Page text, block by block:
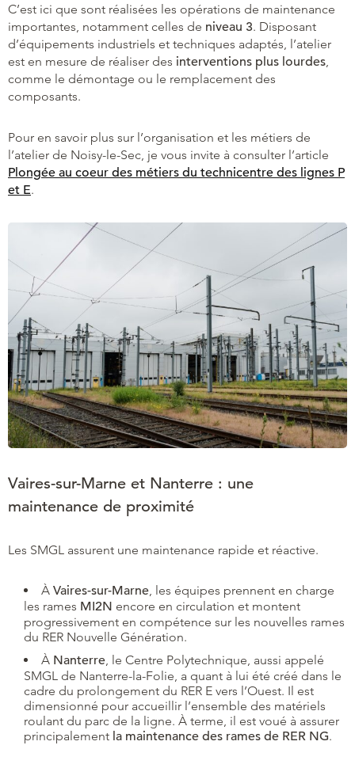
C’est ici que sont réalisées les opérations de maintenance
importantes, notamment celles de niveau 3. Disposant
d’équipements industriels et techniques adaptés, l’atelier
est en mesure de réaliser des interventions plus lourdes
comme le démontage ou le remplacement des
composants.
Pour en savoir plus sur l’organisation et les métiers de
l’atelier de Noisy-le-Sec, je vous invite à consulter l’article
Plongée au coeur des métiers du technicentre des lignes P
et E.
Vaires-sur-Marne et Nanterre : une
maintenance de proximité
Les SMGL assurent une maintenance rapide et réactive.
À Vaires-sur-Marne, les équipes prennent en charge
les rames MI2N encore en circulation et montent
progressivement en compétence sur les nouvelles rames
du RER Nouvelle Génération.
À Nanterre, le Centre Polytechnique, aussi appelé
SMGL de Nanterre-la-Folie, a quant à lui été créé dans le
cadre du prolongement du RER E vers l’Ouest. Il est
dimensionné pour accueillir l’ensemble des matériels
roulant du parc de la ligne. À terme, il est voué à assurer
principalement la maintenance des rames de RER NG.